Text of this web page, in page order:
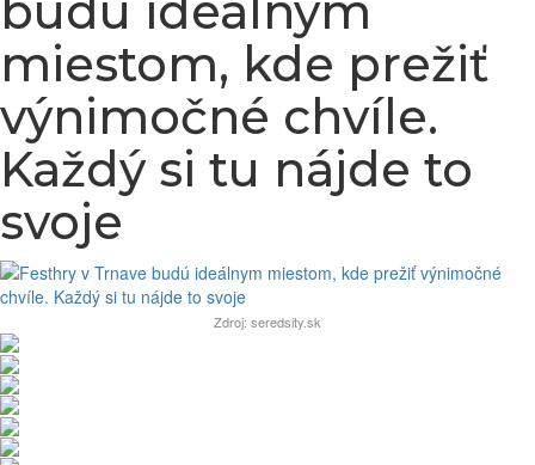
miestom, kde prežiť
výnimočné chvíle.
Každý si tu nájde to
svoje
Zdroj: seredsity.sk